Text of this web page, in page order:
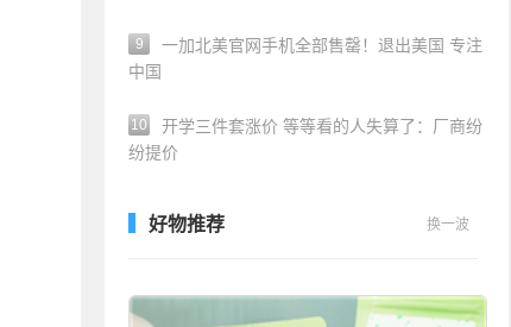
9
一加北美官网手机全部售罄！退出美国 专注
中国
10
开学三件套涨价 等等看的人失算了：厂商纷
纷提价
好物推荐 换一波